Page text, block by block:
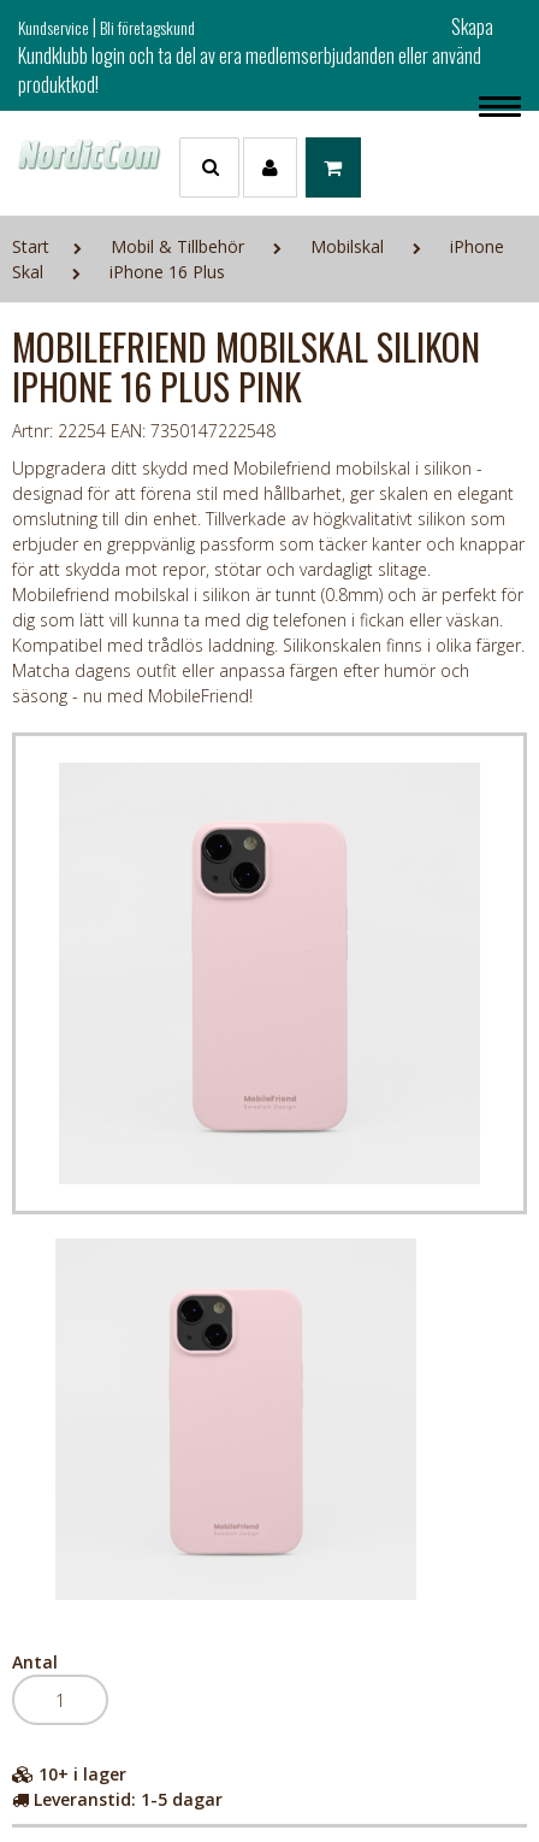
Kundservice|Bli företagskund
Skapa
Kundklubb login och ta del av era medlemserbjudanden eller använd
produktkod!
Start Mobil & Tillbehör Mobilskal
iPhone
Skal
iPhone 16 Plus
MOBILEFRIEND MOBILSKAL SILIKON
IPHONE 16 PLUS PINK
Artnr: 22254 EAN: 7350147222548
Uppgradera ditt skydd med Mobilefriend mobilskal i silikon -
designad för att förena stil med hållbarhet, ger skalen en elegant
omslutning till din enhet. Tillverkade av högkvalitativt silikon som
erbjuder en greppvänlig passform som täcker kanter och knappar
för att skydda mot repor, stötar och vardagligt slitage.
Mobilefriend mobilskal i silikon är tunnt (0.8mm) och är perfekt för
dig som lätt vill kunna ta med dig telefonen i fickan eller väskan.
Kompatibel med trådlös laddning. Silikonskalen finns i olika färger.
Matcha dagens outfit eller anpassa färgen efter humör och
säsong - nu med MobileFriend!
Antal
10+ i lager
Leveranstid: 1-5 dagar